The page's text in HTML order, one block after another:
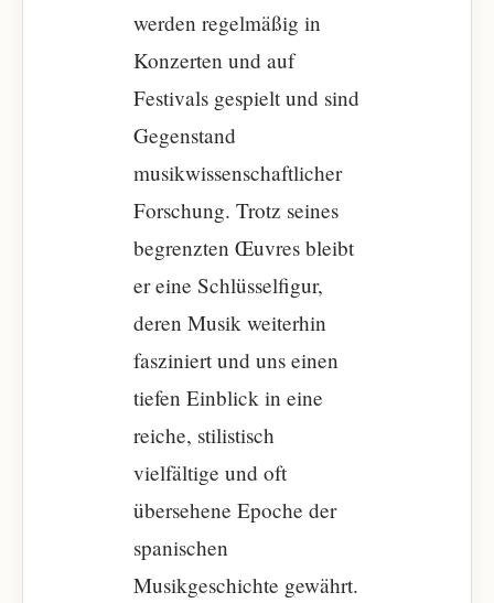
werden regelmäßig in
Konzerten und auf
Festivals gespielt und sind
Gegenstand
musikwissenschaftlicher
Forschung. Trotz seines
begrenzten Œuvres bleibt
er eine Schlüsselfigur,
deren Musik weiterhin
fasziniert und uns einen
tiefen Einblick in eine
reiche, stilistisch
vielfältige und oft
übersehene Epoche der
spanischen
Musikgeschichte gewährt.